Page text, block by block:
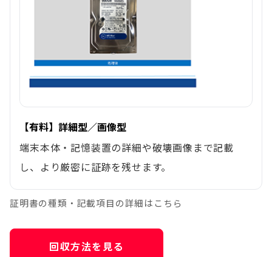
【有料】詳細型／画像型
端末本体・記憶装置の詳細や破壊画像まで記載
し、より厳密に証跡を残せます。
証明書の種類・記載項目の詳細はこちら
回収方法を見る